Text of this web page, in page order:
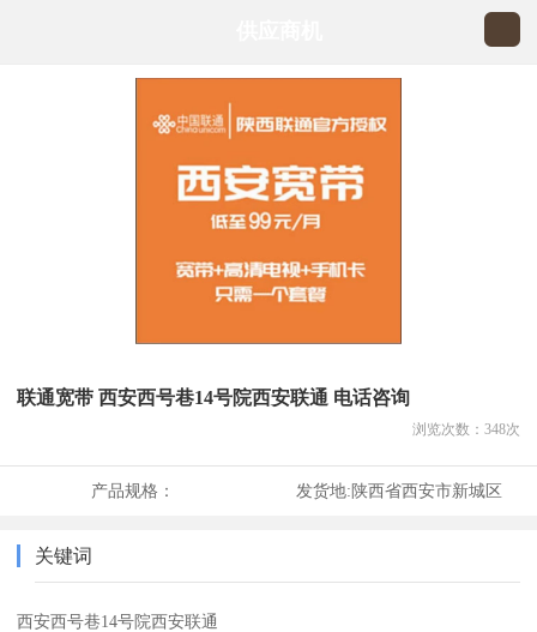
联通宽带 西安西号巷14号院西安联通 电话咨询
浏览次数： 348次
产品规格： 发货地:陕西省西安市新城区
关键词
西安西号巷14号院西安联通